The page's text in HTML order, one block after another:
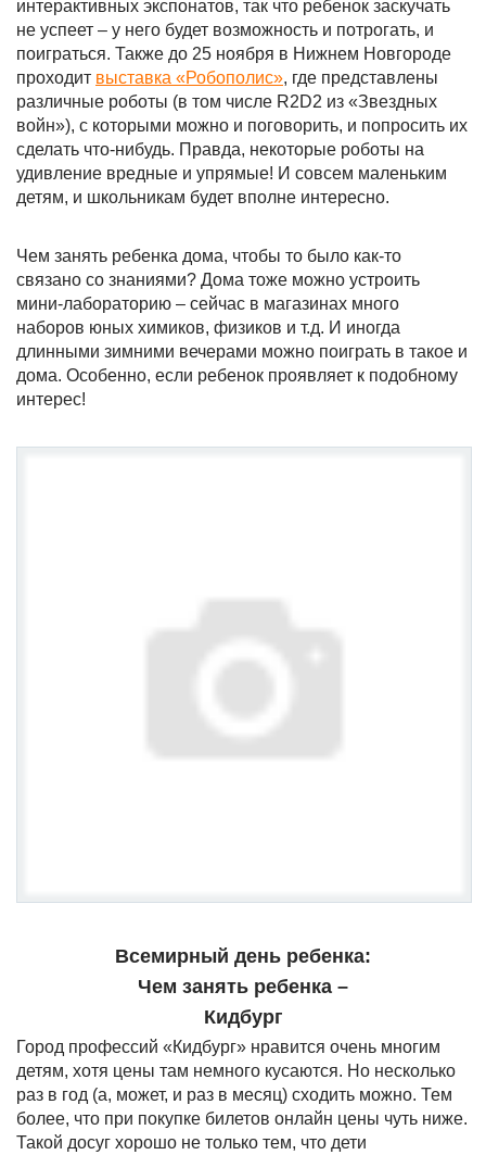
интерактивных экспонатов, так что ребенок заскучать
не успеет – у него будет возможность и потрогать, и
поиграться. Также до 25 ноября в Нижнем Новгороде
проходит выставка «Робополис», где представлены
различные роботы (в том числе R2D2 из «Звездных
войн»), с которыми можно и поговорить, и попросить их
сделать что-нибудь. Правда, некоторые роботы на
удивление вредные и упрямые! И совсем маленьким
детям, и школьникам будет вполне интересно.
Чем занять ребенка дома, чтобы то было как-то
связано со знаниями? Дома тоже можно устроить
мини-лабораторию – сейчас в магазинах много
наборов юных химиков, физиков и т.д. И иногда
длинными зимними вечерами можно поиграть в такое и
дома. Особенно, если ребенок проявляет к подобному
интерес!
Всемирный день ребенка:
Чем занять ребенка –
Кидбург
Город профессий «Кидбург» нравится очень многим
детям, хотя цены там немного кусаются. Но несколько
раз в год (а, может, и раз в месяц) сходить можно. Тем
более, что при покупке билетов онлайн цены чуть ниже.
Такой досуг хорошо не только тем, что дети